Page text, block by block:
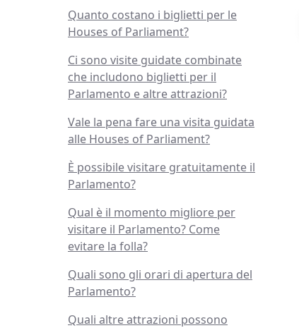
Quanto costano i biglietti per le
Houses of Parliament?
Ci sono visite guidate combinate
che includono biglietti per il
Parlamento e altre attrazioni?
Vale la pena fare una visita guidata
alle Houses of Parliament?
È possibile visitare gratuitamente il
Parlamento?
Qual è il momento migliore per
visitare il Parlamento? Come
evitare la folla?
Quali sono gli orari di apertura del
Parlamento?
Quali altre attrazioni possono